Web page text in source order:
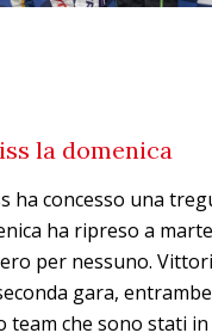
la domenica
ha concesso una
ha ripreso a
per nessuno.
gara,
team che sono stati